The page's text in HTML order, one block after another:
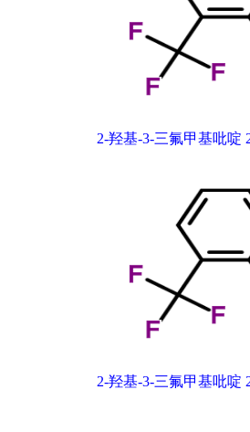
2-羟基-3-三氟甲基吡啶
2-羟基-3-三氟甲基吡啶